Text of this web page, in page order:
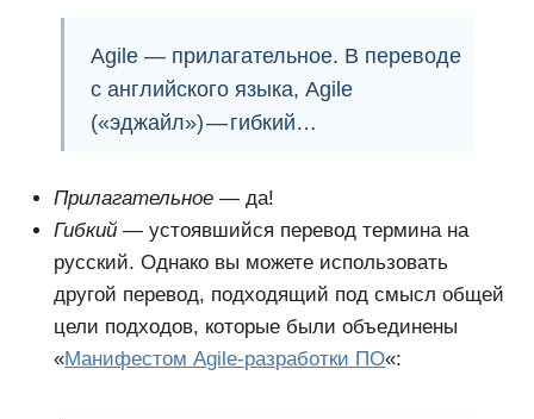
Agile — прилагательное. В переводе
с английского языка, Agile
(«эджайл») — гибкий…
Прилагательное — да!
Гибкий — устоявшийся перевод термина на
русский. Однако вы можете использовать
другой перевод, подходящий под смысл общей
цели подходов, которые были объединены
«Манифестом Agile-разработки ПО«: